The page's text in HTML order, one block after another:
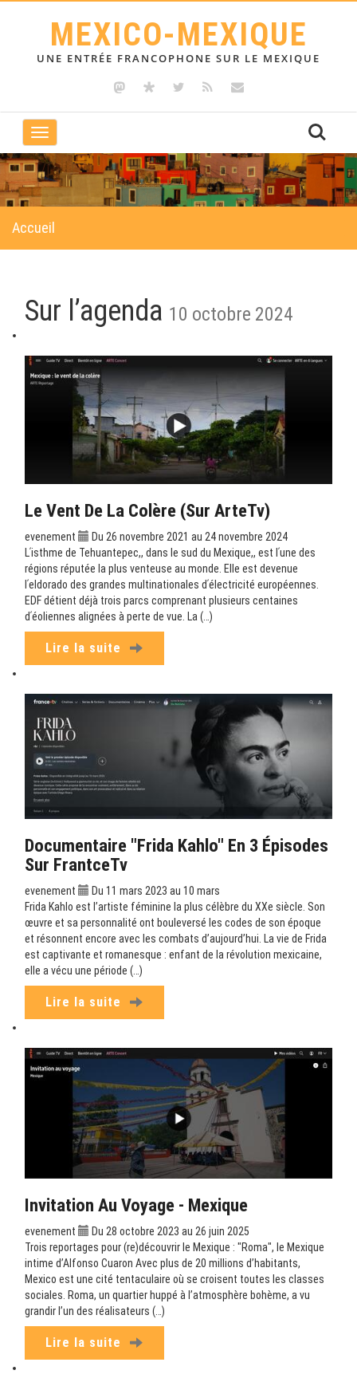
MEXICO-MEXIQUE
UNE ENTRÉE FRANCOPHONE SUR LE MEXIQUE
Toggle
navigation
Accueil
Sur l’agenda 10 octobre 2024
Le Vent De La Colère (sur ArteTv)
evenement
Du 26 novembre 2021 au 24 novembre 2024
Lʹisthme de Tehuantepec,, dans le sud du Mexique,, est lʹune des
régions réputée la plus venteuse au monde. Elle est devenue
lʹeldorado des grandes multinationales dʹélectricité européennes.
EDF détient déjà trois parcs comprenant plusieurs centaines
dʹéoliennes alignées à perte de vue. La (…)
Lire la suite
Documentaire "Frida Kahlo" En 3 Épisodes
Sur FrantceTv
evenement
Du 11 mars 2023 au 10 mars
Frida Kahlo est l’artiste féminine la plus célèbre du XXe siècle. Son
œuvre et sa personnalité ont bouleversé les codes de son époque
et résonnent encore avec les combats d’aujourd’hui. La vie de Frida
est captivante et romanesque : enfant de la révolution mexicaine,
elle a vécu une période (…)
Lire la suite
Invitation Au Voyage - Mexique
evenement
Du 28 octobre 2023 au 26 juin 2025
Trois reportages pour (re)découvrir le Mexique : "Roma", le Mexique
intime d’Alfonso Cuaron Avec plus de 20 millions d’habitants,
Mexico est une cité tentaculaire où se croisent toutes les classes
sociales. Roma, un quartier huppé à l’atmosphère bohème, a vu
grandir l’un des réalisateurs (…)
Lire la suite